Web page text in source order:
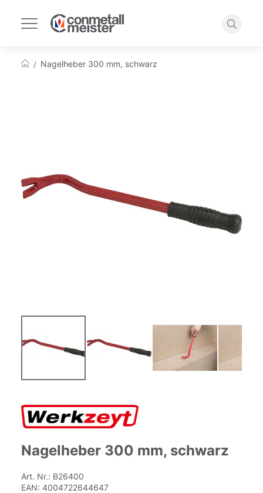
Navigation
umschalten
Suche
StartseiteNagelheber 300 mm, schwarz
der
Bildgalerie
springen
Nagelheber 300 mm, schwarz
Art. Nr.: B26400
EAN: 4004722644647